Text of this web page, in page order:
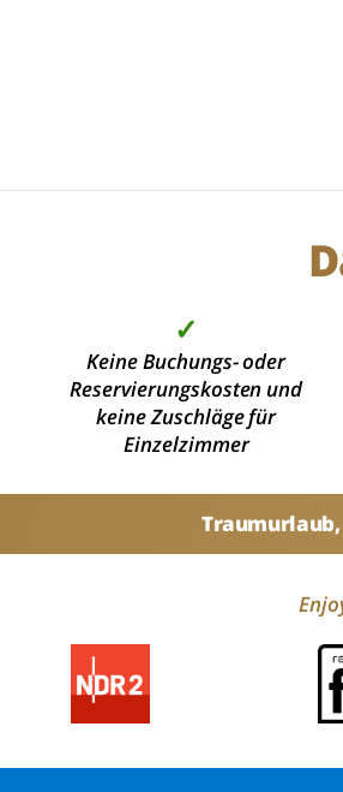
✓
Keine Buchungs- oder
Reservierungskosten und
keine Zuschläge für
Einzelzimmer